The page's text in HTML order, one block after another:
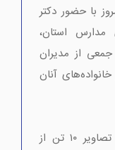
با حضور دکتر
مدارس استان،
از مدیران
آنان
این یادمان که شامل مجموعه‌ای از تصاویر ۱۰ تن از